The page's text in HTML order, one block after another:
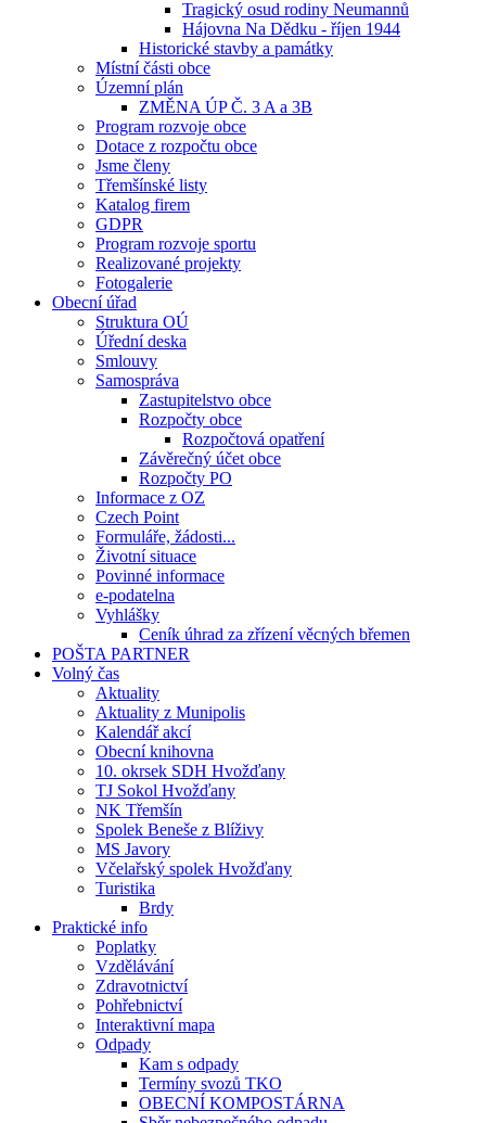
Tragický osud rodiny Neumannů
Hájovna Na Dědku - říjen 1944
Historické stavby a památky
Místní části obce
Územní plán
ZMĚNA ÚP Č. 3 A a 3B
Program rozvoje obce
Dotace z rozpočtu obce
Jsme členy
Třemšínské listy
Katalog firem
GDPR
Program rozvoje sportu
Realizované projekty
Fotogalerie
Obecní úřad
Struktura OÚ
Úřední deska
Smlouvy
Samospráva
Zastupitelstvo obce
Rozpočty obce
Rozpočtová opatření
Závěrečný účet obce
Rozpočty PO
Informace z OZ
Czech Point
Formuláře, žádosti...
Životní situace
Povinné informace
e-podatelna
Vyhlášky
Ceník úhrad za zřízení věcných břemen
POŠTA PARTNER
Volný čas
Aktuality
Aktuality z Munipolis
Kalendář akcí
Obecní knihovna
10. okrsek SDH Hvožďany
TJ Sokol Hvožďany
NK Třemšín
Spolek Beneše z Blíživy
MS Javory
Včelařský spolek Hvožďany
Turistika
Brdy
Praktické info
Poplatky
Vzdělávání
Zdravotnictví
Pohřebnictví
Interaktivní mapa
Odpady
Kam s odpady
Termíny svozů TKO
OBECNÍ KOMPOSTÁRNA